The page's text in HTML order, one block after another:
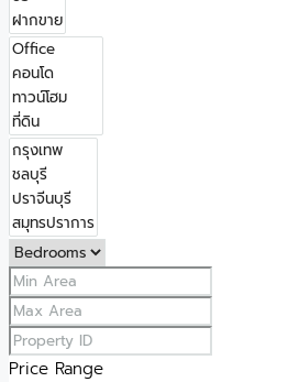
Price Range